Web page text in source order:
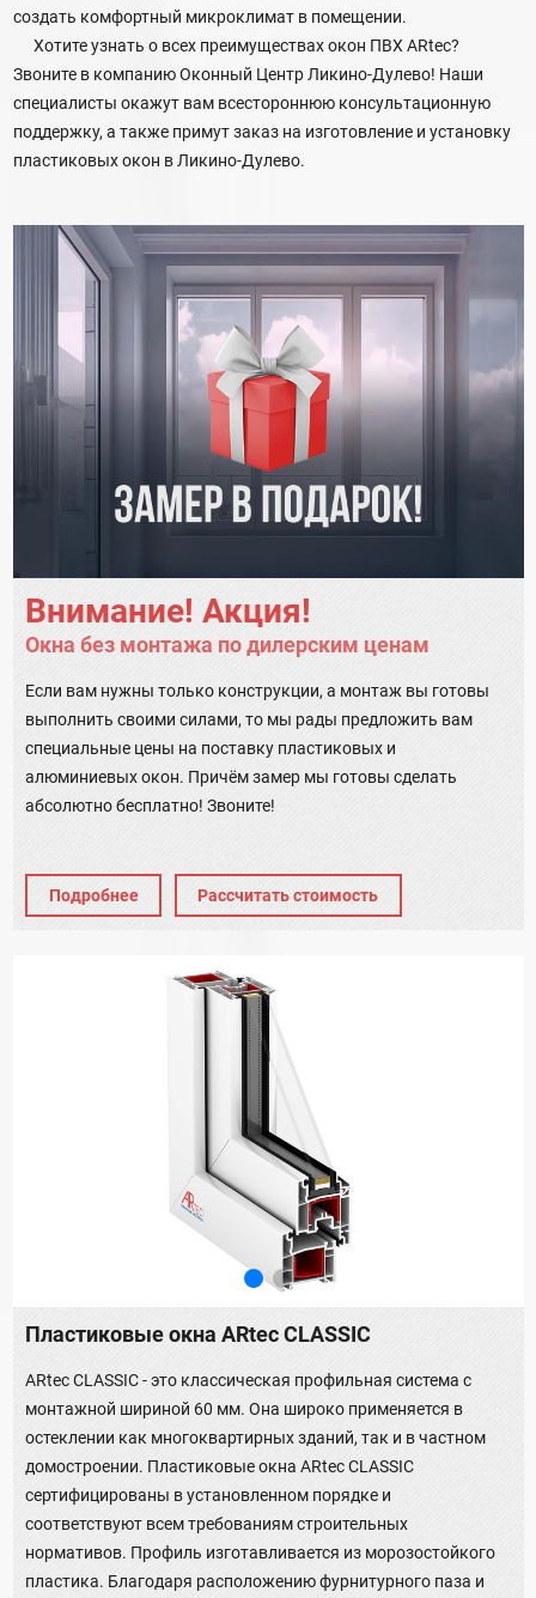
создать комфортный микроклимат в помещении.
Хотите узнать о всех преимуществах окон ПВХ ARtec?
Звоните в компанию Оконный Центр Ликино-Дулево! Наши
специалисты окажут вам всестороннюю консультационную
поддержку, а также примут заказ на изготовление и установку
пластиковых окон в Ликино-Дулево.
Внимание! Акция!
Окна без монтажа по дилерским ценам
Если вам нужны только конструкции, а монтаж вы готовы
выполнить своими силами, то мы рады предложить вам
специальные цены на поставку пластиковых и
алюминиевых окон. Причём замер мы готовы сделать
абсолютно бесплатно! Звоните!
Подробнее Рассчитать стоимость
Пластиковые окна ARtec CLASSIC
ARtec CLASSIC - это классическая профильная система с
монтажной шириной 60 мм. Она широко применяется в
остеклении как многоквартирных зданий, так и в частном
домостроении. Пластиковые окна ARtec CLASSIC
сертифицированы в установленном порядке и
соответствуют всем требованиям строительных
нормативов. Профиль изготавливается из морозостойкого
пластика. Благодаря расположению фурнитурного паза и